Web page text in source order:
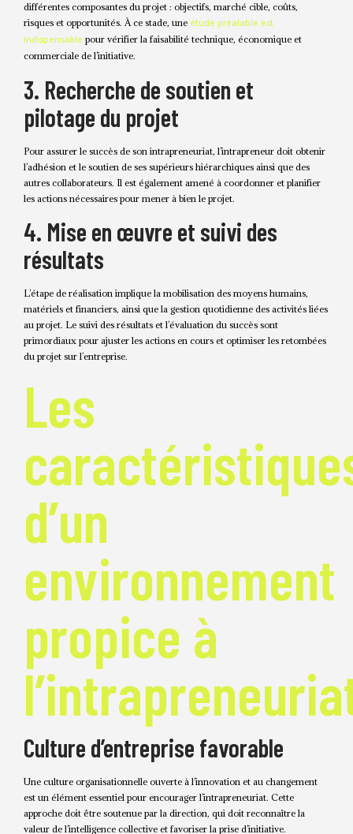
différentes composantes du projet : objectifs, marché cible, coûts,
risques et opportunités. À ce stade, une étude préalable est
indispensable pour vérifier la faisabilité technique, économique et
commerciale de l’initiative.
3. Recherche de soutien et
pilotage du projet
Pour assurer le succès de son intrapreneuriat, l’intrapreneur doit obtenir
l’adhésion et le soutien de ses supérieurs hiérarchiques ainsi que des
autres collaborateurs. Il est également amené à coordonner et planifier
les actions nécessaires pour mener à bien le projet.
4. Mise en œuvre et suivi des
résultats
L’étape de réalisation implique la mobilisation des moyens humains,
matériels et financiers, ainsi que la gestion quotidienne des activités liées
au projet. Le suivi des résultats et l’évaluation du succès sont
primordiaux pour ajuster les actions en cours et optimiser les retombées
du projet sur l’entreprise.
Les
d’un
environnement
propice à
Culture d’entreprise favorable
Une culture organisationnelle ouverte à l’innovation et au changement
est un élément essentiel pour encourager l’intrapreneuriat. Cette
approche doit être soutenue par la direction, qui doit reconnaître la
valeur de l’intelligence collective et favoriser la prise d’initiative.